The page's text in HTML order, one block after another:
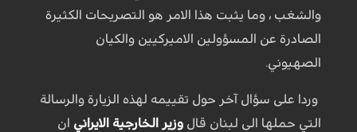
والشغب ، وما يثبت هذا الامر هو التصريحات الكثيرة
الصادرة عن المسؤولين الاميركيين والكيان
الصهيوني.
وردا على سؤال آخر حول تقييمه لهذه الزيارة والرسالة
التي حملها الى لبنان قال وزير الخارجية الايراني ان